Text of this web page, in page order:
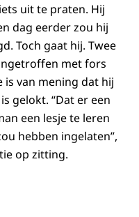
uit te praten. Hij
dag eerder zou hij
Toch gaat hij. Twee
met fors
is van mening dat hij
gelokt. “Dat er een
een lesje te leren
hebben ingelaten”,
op zitting.